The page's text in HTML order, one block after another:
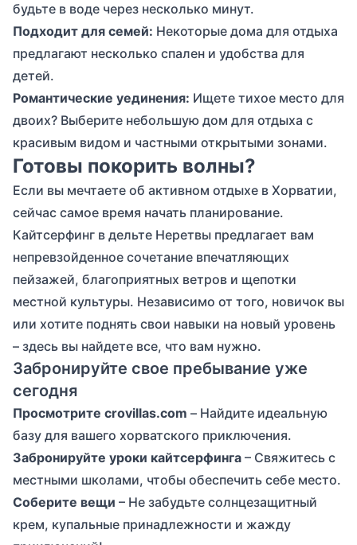
будьте в воде через несколько минут.
Подходит для семей: Некоторые дома для отдыха
предлагают несколько спален и удобства для
детей.
Романтические уединения: Ищете тихое место для
двоих? Выберите небольшую дом для отдыха с
красивым видом и частными открытыми зонами.
Готовы покорить волны?
Если вы мечтаете об активном отдыхе в Хорватии,
сейчас самое время начать планирование.
Кайтсерфинг в дельте Неретвы предлагает вам
непревзойденное сочетание впечатляющих
пейзажей, благоприятных ветров и щепотки
местной культуры. Независимо от того, новичок вы
или хотите поднять свои навыки на новый уровень
– здесь вы найдете все, что вам нужно.
Забронируйте свое пребывание уже
сегодня
Просмотрите crovillas.com – Найдите идеальную
базу для вашего хорватского приключения.
Забронируйте уроки кайтсерфинга – Свяжитесь с
местными школами, чтобы обеспечить себе место.
Соберите вещи – Не забудьте солнцезащитный
крем, купальные принадлежности и жажду